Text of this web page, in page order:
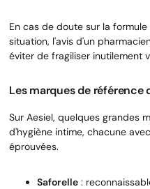
En cas de doute sur la
situation, l'avis d'un
éviter de fragiliser inutilement
Les marques de référence
Sur Aesiel, quelques grandes
d'hygiène intime, chacune
éprouvées.
Saforelle :